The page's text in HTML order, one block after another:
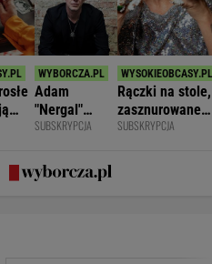
Adam
"Nergal"
Darski: Ja
terapię, a
większość
SUBSKRYPCJA
Rączki na stole,
zasznurowane
usta. Byłam
SUBSKRYPCJA